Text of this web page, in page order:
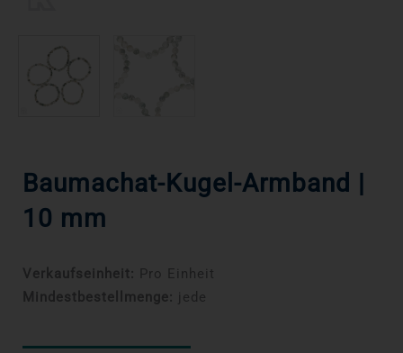
Baumachat-Kugel-Armband |
10 mm
Verkaufseinheit: Pro Einheit
Mindestbestellmenge: jede